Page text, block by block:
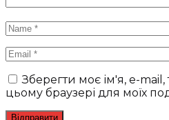
Зберегти моє ім'я, e-mail,
цьому браузері для моїх